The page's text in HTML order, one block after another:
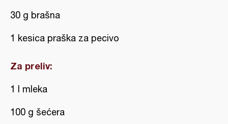
30 g brašna
1 kesica praška za pecivo
Za preliv:
1 l mleka
100 g šećera